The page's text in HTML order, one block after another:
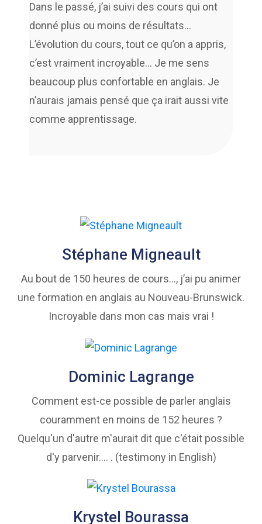
Dans le passé, j’ai suivi des cours qui ont
donné plus ou moins de résultats…
L’évolution du cours, tout ce qu’on a appris,
c’est vraiment incroyable… Je me sens
beaucoup plus confortable en anglais. Je
n’aurais jamais pensé que ça irait aussi vite
comme apprentissage.
Stéphane Migneault
Au bout de 150 heures de cours…, j’ai pu animer
une formation en anglais au Nouveau-Brunswick.
Incroyable dans mon cas mais vrai !
Dominic Lagrange
Comment est-ce possible de parler anglais
couramment en moins de 152 heures ?
Quelqu'un d'autre m'aurait dit que c'était possible
d'y parvenir…. . (testimony in English)
Krystel Bourassa